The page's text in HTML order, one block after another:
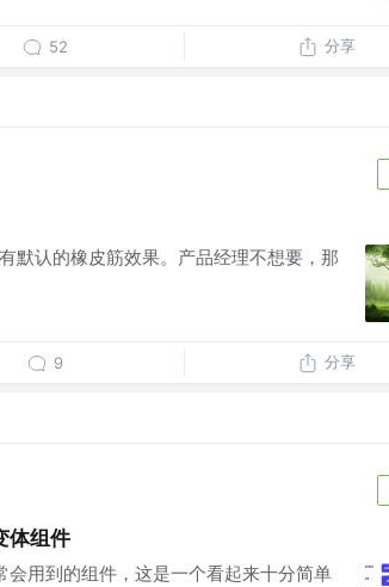
52 分享
默认的橡皮筋效果。产品经理不想要，那
9 分享
体组件
用到的组件，这是一个看起来十分简单